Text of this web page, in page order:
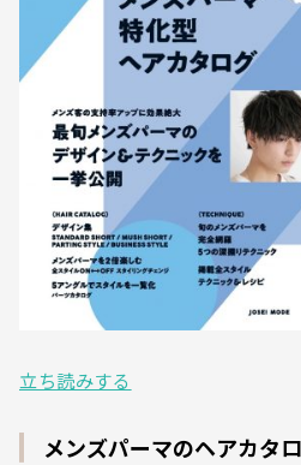
立ち読みする
メンズパーマのヘアカタ